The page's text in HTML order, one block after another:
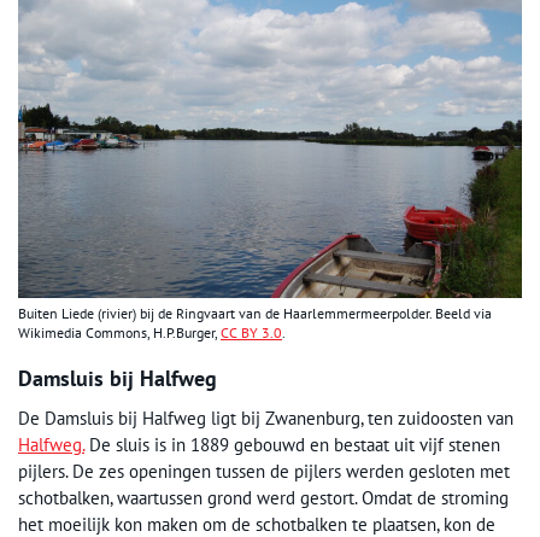
Buiten Liede (rivier) bij de Ringvaart van de Haarlemmermeerpolder. Beeld via
Wikimedia Commons, H.P.Burger, CC BY 3.0
Damsluis bij Halfweg
De Damsluis bij Halfweg ligt bij Zwanenburg, ten zuidoosten van
Halfweg.De sluis is in 1889 gebouwd en bestaat uit vijf stenen
pijlers. De zes openingen tussen de pijlers werden gesloten met
schotbalken, waartussen grond werd gestort. Omdat de stroming
het moeilijk kon maken om de schotbalken te plaatsen, kon de